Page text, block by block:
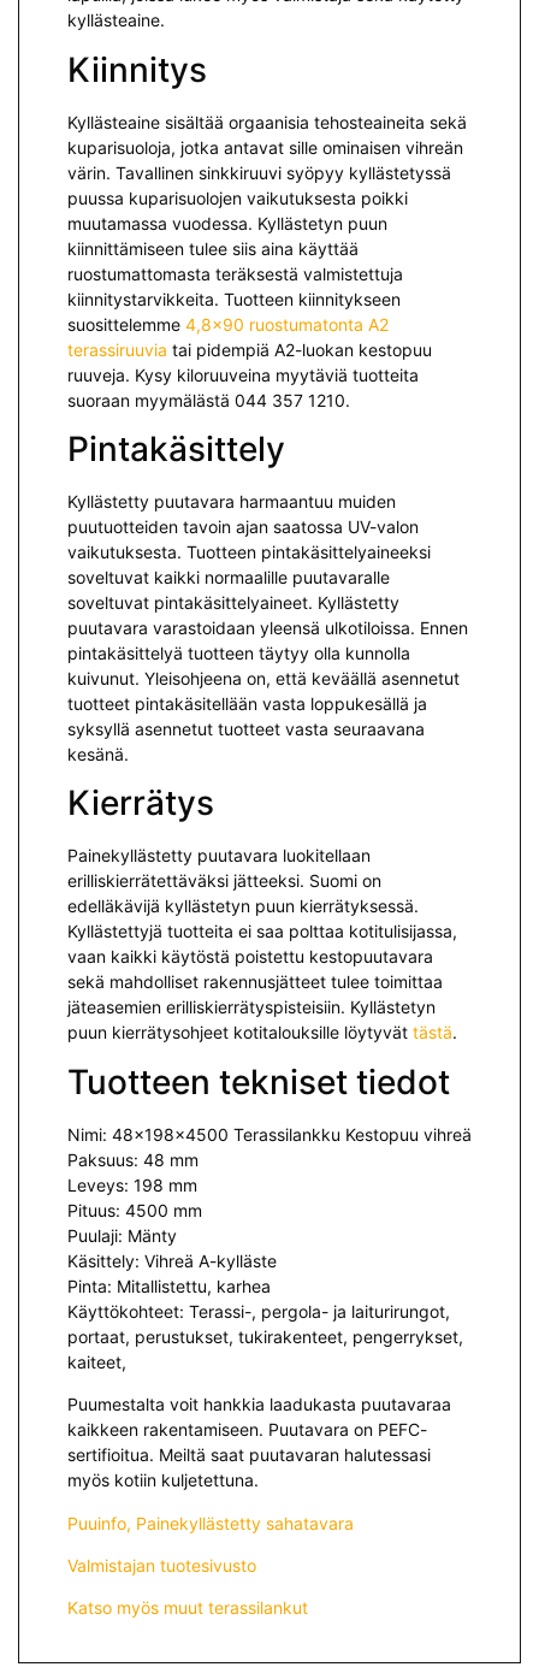
kyllästeaine.
Kiinnitys
Kyllästeaine sisältää orgaanisia tehosteaineita sekä
kuparisuoloja, jotka antavat sille ominaisen vihreän
värin. Tavallinen sinkkiruuvi syöpyy kyllästetyssä
puussa kuparisuolojen vaikutuksesta poikki
muutamassa vuodessa. Kyllästetyn puun
kiinnittämiseen tulee siis aina käyttää
ruostumattomasta teräksestä valmistettuja
kiinnitystarvikkeita. Tuotteen kiinnitykseen
suosittelemme 4,8×90 ruostumatonta A2
terassiruuvia tai pidempiä A2-luokan kestopuu
ruuveja. Kysy kiloruuveina myytäviä tuotteita
suoraan myymälästä 044 357 1210.
Pintakäsittely
Kyllästetty puutavara harmaantuu muiden
puutuotteiden tavoin ajan saatossa UV-valon
vaikutuksesta. Tuotteen pintakäsittelyaineeksi
soveltuvat kaikki normaalille puutavaralle
soveltuvat pintakäsittelyaineet. Kyllästetty
puutavara varastoidaan yleensä ulkotiloissa. Ennen
pintakäsittelyä tuotteen täytyy olla kunnolla
kuivunut. Yleisohjeena on, että keväällä asennetut
tuotteet pintakäsitellään vasta loppukesällä ja
syksyllä asennetut tuotteet vasta seuraavana
kesänä.
Kierrätys
Painekyllästetty puutavara luokitellaan
erilliskierrätettäväksi jät­teeksi. Suomi on
edelläkävijä kyllästetyn puun kierrätyksessä.
Kyllästettyjä tuotteita ei saa polttaa kotitulisijassa,
vaan kaikki käytöstä poistettu kestopuutavara
sekä mah­dolliset rakennusjätteet tulee toimittaa
jäteasemien erilliskierrätyspisteisiin. Kyllästetyn
puun kierrätysohjeet kotitalouksille löytyvät tästä.
Tuotteen tekniset tiedot
Nimi: 48x198x4500 Terassilankku Kestopuu vihreä
Paksuus: 48 mm
Leveys: 198 mm
Pituus: 4500 mm
Puulaji: Mänty
Käsittely: Vihreä A-kylläste
Pinta: Mitallistettu, karhea
Käyttökohteet: Terassi-, pergola- ja laiturirungot,
portaat, perustukset, tukirakenteet, pengerrykset,
kaiteet,
Puumestalta voit hankkia laadukasta puutavaraa
kaikkeen rakentamiseen. Puutavara on PEFC-
sertifioitua. Meiltä saat puutavaran halutessasi
myös kotiin kuljetettuna.
Puuinfo, Painekyllästetty sahatavara
Valmistajan tuotesivusto
Katso myös muut terassilankut